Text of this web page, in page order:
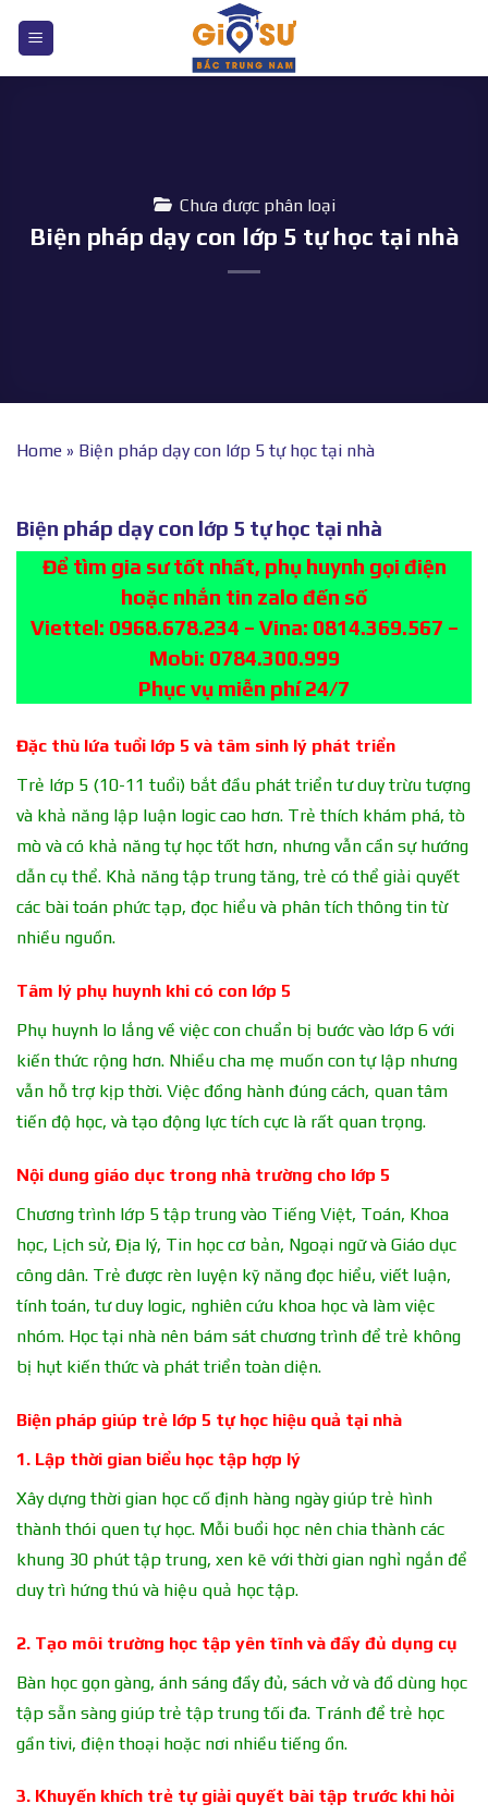
nội
Chưa được phân loại
Biện pháp dạy con lớp 5 tự học tại nhà
Home » Biện pháp dạy con lớp 5 tự học tại nhà
Biện pháp dạy con lớp 5 tự học tại nhà
Để tìm gia sư tốt nhất, phụ huynh gọi điện
hoặc nhắn tin zalo đến số
Viettel: 0968.678.234 – Vina: 0814.369.567 –
Mobi: 0784.300.999
Phục vụ miễn phí 24/7
Đặc thù lứa tuổi lớp 5 và tâm sinh lý phát triển
Trẻ lớp 5 (10-11 tuổi) bắt đầu phát triển tư duy trừu tượng
và khả năng lập luận logic cao hơn. Trẻ thích khám phá, tò
mò và có khả năng tự học tốt hơn, nhưng vẫn cần sự hướng
dẫn cụ thể. Khả năng tập trung tăng, trẻ có thể giải quyết
các bài toán phức tạp, đọc hiểu và phân tích thông tin từ
nhiều nguồn.
Tâm lý phụ huynh khi có con lớp 5
Phụ huynh lo lắng về việc con chuẩn bị bước vào lớp 6 với
kiến thức rộng hơn. Nhiều cha mẹ muốn con tự lập nhưng
vẫn hỗ trợ kịp thời. Việc đồng hành đúng cách, quan tâm
tiến độ học, và tạo động lực tích cực là rất quan trọng.
Nội dung giáo dục trong nhà trường cho lớp 5
Chương trình lớp 5 tập trung vào Tiếng Việt, Toán, Khoa
học, Lịch sử, Địa lý, Tin học cơ bản, Ngoại ngữ và Giáo dục
công dân. Trẻ được rèn luyện kỹ năng đọc hiểu, viết luận,
tính toán, tư duy logic, nghiên cứu khoa học và làm việc
nhóm. Học tại nhà nên bám sát chương trình để trẻ không
bị hụt kiến thức và phát triển toàn diện.
Biện pháp giúp trẻ lớp 5 tự học hiệu quả tại nhà
1. Lập thời gian biểu học tập hợp lý
Xây dựng thời gian học cố định hàng ngày giúp trẻ hình
thành thói quen tự học. Mỗi buổi học nên chia thành các
khung 30 phút tập trung, xen kẽ với thời gian nghỉ ngắn để
duy trì hứng thú và hiệu quả học tập.
2. Tạo môi trường học tập yên tĩnh và đầy đủ dụng cụ
Bàn học gọn gàng, ánh sáng đầy đủ, sách vở và đồ dùng học
tập sẵn sàng giúp trẻ tập trung tối đa. Tránh để trẻ học
gần tivi, điện thoại hoặc nơi nhiều tiếng ồn.
3. Khuyến khích trẻ tự giải quyết bài tập trước khi hỏi